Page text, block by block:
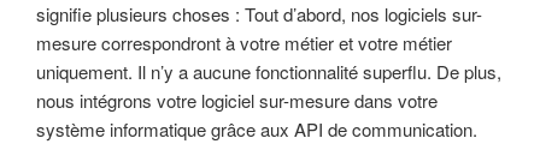
signifie plusieurs choses : Tout d’abord, nos logiciels sur-
mesure correspondront à votre métier et votre métier
uniquement. Il n’y a aucune fonctionnalité superflu. De plus,
nous intégrons votre logiciel sur-mesure dans votre
système informatique grâce aux API de communication.